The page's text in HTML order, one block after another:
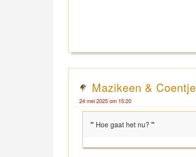
Mazikeen & Coentje
24 mei 2025 om 15:20
" Hoe gaat het nu? "